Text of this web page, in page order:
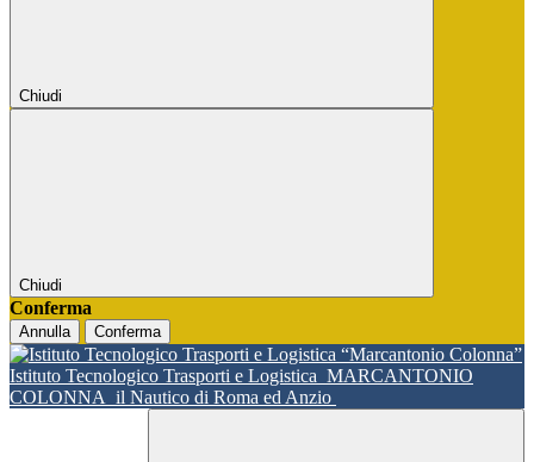
Chiudi
Chiudi
Conferma
Annulla Conferma
Istituto Tecnologico Trasporti e Logistica MARCANTONIO
COLONNA il Nautico di Roma ed Anzio